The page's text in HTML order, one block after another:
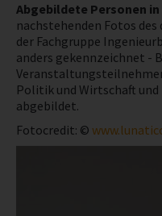
Abgebildete Personen in
nachstehenden Fotos
der Fachgruppe
anders gekennzeichnet -
Politik und Wirtschaft
abgebildet.
Fotocredit: ©